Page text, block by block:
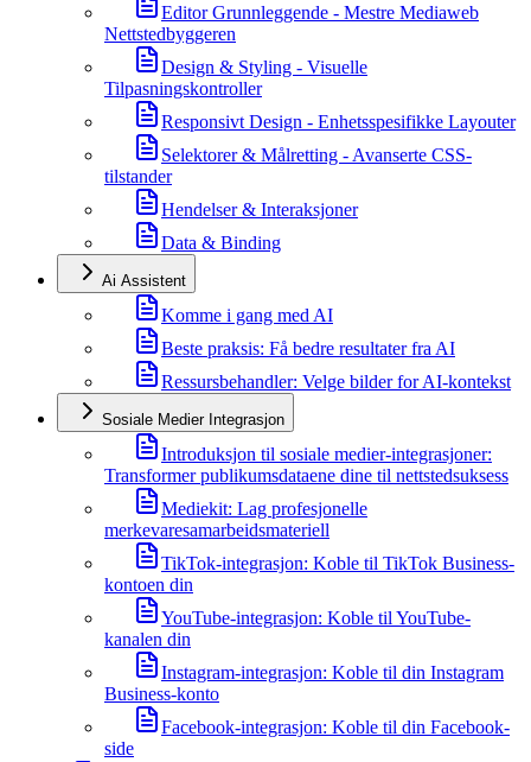
Editor Grunnleggende - Mestre Mediaweb
Nettstedbyggeren
Design & Styling - Visuelle
Tilpasningskontroller
Responsivt Design - Enhetsspesifikke Layouter
Selektorer & Målretting - Avanserte CSS-
tilstander
Hendelser & Interaksjoner
Data & Binding
Ai Assistent
Komme i gang med AI
Beste praksis: Få bedre resultater fra AI
Ressursbehandler: Velge bilder for AI-kontekst
Sosiale Medier Integrasjon
Introduksjon til sosiale medier-integrasjoner:
Transformer publikumsdataene dine til nettstedsuksess
Mediekit: Lag profesjonelle
merkevaresamarbeidsmateriell
TikTok-integrasjon: Koble til TikTok Business-
kontoen din
YouTube-integrasjon: Koble til YouTube-
kanalen din
Instagram-integrasjon: Koble til din Instagram
Business-konto
Facebook-integrasjon: Koble til din Facebook-
side